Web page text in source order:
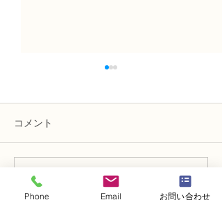
アーティフィシャルフラ
ワー上級コース「イング
コメント
コメントを追加…
Phone Email お問い合わせ